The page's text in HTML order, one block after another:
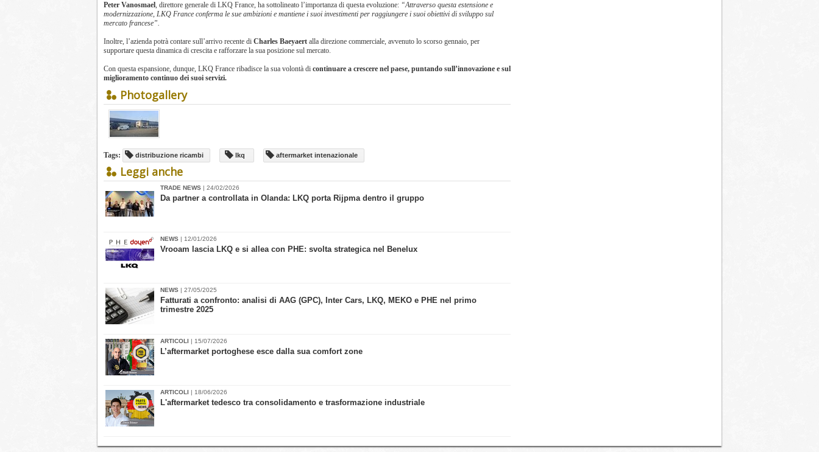
Peter Vanosmael, direttore generale di LKQ France, ha sottolineato l’importanza di questa evoluzione: “Attraverso questa estensione e
modernizzazione, LKQ France conferma le sue ambizioni e mantiene i suoi investimenti per raggiungere i suoi obiettivi di sviluppo sul
mercato francese”.
Inoltre, l’azienda potrà contare sull’arrivo recente di Charles Baeyaert alla direzione commerciale, avvenuto lo scorso gennaio, per
supportare questa dinamica di crescita e rafforzare la sua posizione sul mercato.
Con questa espansione, dunque, LKQ France ribadisce la sua volontà di continuare a crescere nel paese, puntando sull’innovazione e sul
miglioramento continuo dei suoi servizi.
Photogallery
Tags: distribuzione ricambi lkq aftermarket intenazionale
Leggi anche
TRADE NEWS | 24/02/2026
​Da partner a controllata in Olanda: LKQ porta Rijpma dentro il gruppo
NEWS | 12/01/2026
Vrooam lascia LKQ e si allea con PHE: svolta strategica nel Benelux
NEWS | 27/05/2025
​Fatturati a confronto: analisi di AAG (GPC), Inter Cars, LKQ, MEKO e PHE nel primo
trimestre 2025
ARTICOLI | 15/07/2026
​L’aftermarket portoghese esce dalla sua comfort zone
ARTICOLI | 18/06/2026
​L'aftermarket tedesco tra consolidamento e trasformazione industriale